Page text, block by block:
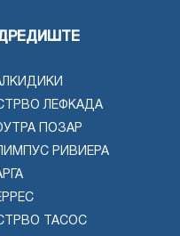
ЛЕФКАДА
ПОЗАР
РИВИЕРА
ТАСОС